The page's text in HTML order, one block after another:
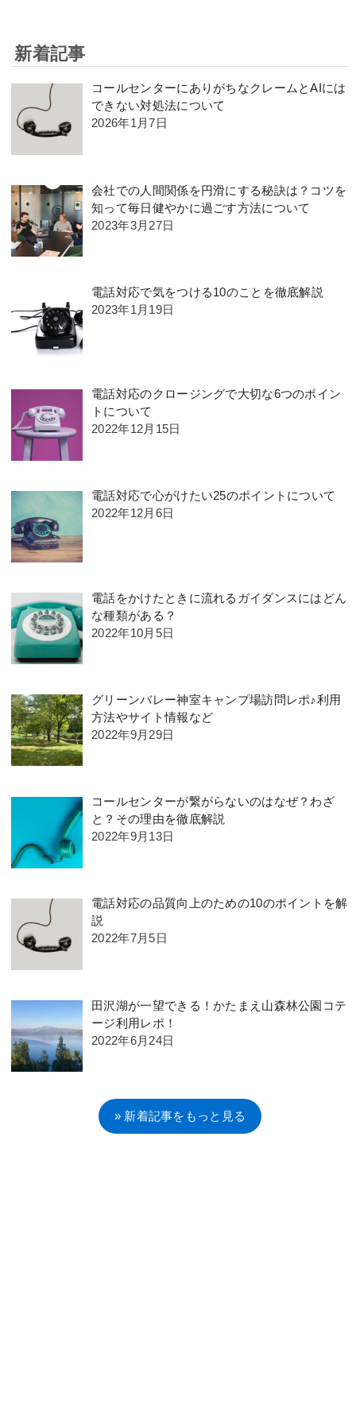
新着記事
コールセンターにありがちなクレームとAIには
できない対処法について
2026年1月7日
会社での人間関係を円滑にする秘訣は？コツを
知って毎日健やかに過ごす方法について
2023年3月27日
電話対応で気をつける10のことを徹底解説
2023年1月19日
電話対応のクロージングで大切な6つのポイン
トについて
2022年12月15日
電話対応で心がけたい25のポイントについて
2022年12月6日
電話をかけたときに流れるガイダンスにはどん
な種類がある？
2022年10月5日
グリーンバレー神室キャンプ場訪問レポ♪利用
方法やサイト情報など
2022年9月29日
コールセンターが繋がらないのはなぜ？わざ
と？その理由を徹底解説
2022年9月13日
電話対応の品質向上のための10のポイントを解
説
2022年7月5日
田沢湖が一望できる！かたまえ山森林公園コテ
ージ利用レポ！
2022年6月24日
» 新着記事をもっと見る